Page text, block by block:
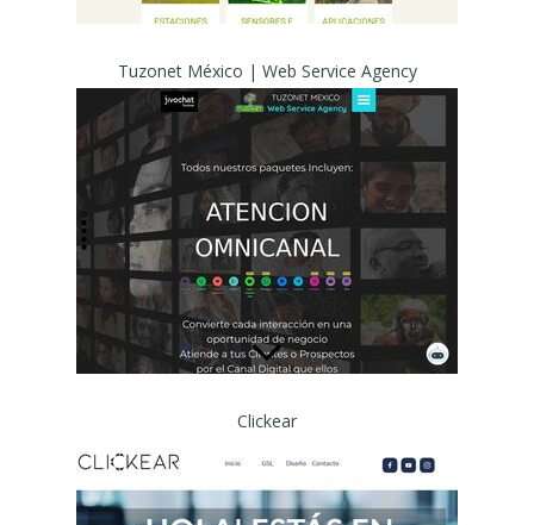
Tuzonet México | Web Service Agency
Clickear